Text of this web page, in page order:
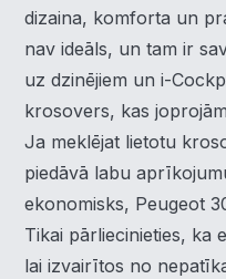
dizaina, komforta un
nav ideāls, un tam ir
uz dzinējiem un i-
krosovers, kas
Ja meklējat lietotu
piedāvā labu
ekonomisks, Peugeot
Tikai pārliecinieties, ka
lai izvairītos no